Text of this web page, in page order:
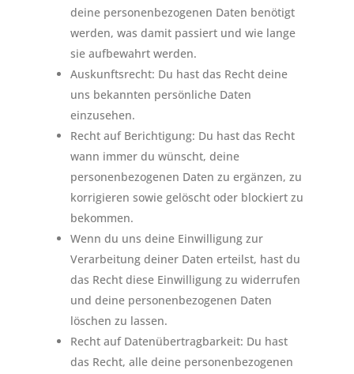
deine personenbezogenen Daten benötigt
werden, was damit passiert und wie lange
sie aufbewahrt werden.
Auskunftsrecht: Du hast das Recht deine
uns bekannten persönliche Daten
einzusehen.
Recht auf Berichtigung: Du hast das Recht
wann immer du wünscht, deine
personenbezogenen Daten zu ergänzen, zu
korrigieren sowie gelöscht oder blockiert zu
bekommen.
Wenn du uns deine Einwilligung zur
Verarbeitung deiner Daten erteilst, hast du
das Recht diese Einwilligung zu widerrufen
und deine personenbezogenen Daten
löschen zu lassen.
Recht auf Datenübertragbarkeit: Du hast
das Recht, alle deine personenbezogenen